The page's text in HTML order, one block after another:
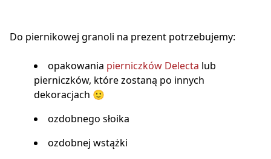
Do piernikowej granoli na prezent potrzebujemy:
opakowania pierniczków Delecta lub
pierniczków, które zostaną po innych
dekoracjach 🙂
ozdobnego słoika
ozdobnej wstążki